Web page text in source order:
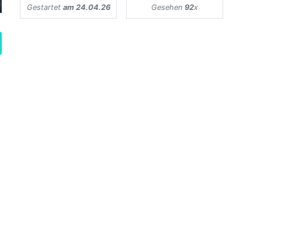
Gestartet am 24.04.26 Gesehen 92x